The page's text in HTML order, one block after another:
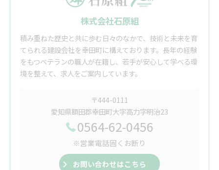
株式会社石原組
積み重ねた歴史と共に歩む日々のなかで、技術と未来を育
てられる建設会社を幸田町に構えております。長年の経験
をもつベテランの職人が在籍し、若手が安心して学べる環
境を整えて、求人をご案内しています。
〒444-0111
愛知県額田郡幸田町大字高力字明治23
0564-62-0456
※営業電話固くお断り
お問い合わせはこちら